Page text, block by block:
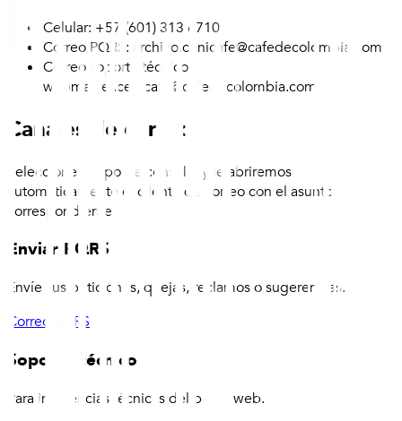
Celular: +57 (601) 313 6710
Correo PQRS: archivo.cenicafe@cafedecolombia.com
Correo soporte técnico:
webmaster.cenicafe@cafedecolombia.com
Canales de correo
Seleccione el tipo de consulta y le abriremos
automáticamente el cliente de correo con el asunto
correspondiente.
Enviar PQRS
Envíe sus peticiones, quejas, reclamos o sugerencias.
Correo PQRS
Soporte técnico
Para incidencias técnicas del portal web.